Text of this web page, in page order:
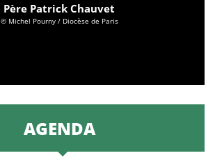
Père Patrick Chauvet
© Michel Pourny / Diocèse de Paris
AGENDA